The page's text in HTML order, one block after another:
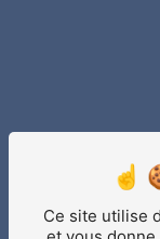
Ce site utilise